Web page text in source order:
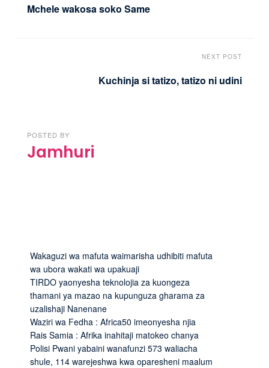
Mchele wakosa soko Same
NEXT POST
Kuchinja si tatizo, tatizo ni udini
POSTED BY
Jamhuri
Wakaguzi wa mafuta waimarisha udhibiti mafuta
wa ubora wakati wa upakuaji
TIRDO yaonyesha teknolojia za kuongeza
thamani ya mazao na kupunguza gharama za
uzalishaji Nanenane
Waziri wa Fedha : Africa50 imeonyesha njia
Rais Samia : Afrika inahitaji matokeo chanya
Polisi Pwani yabaini wanafunzi 573 waliacha
shule, 114 warejeshwa kwa oparesheni maalum